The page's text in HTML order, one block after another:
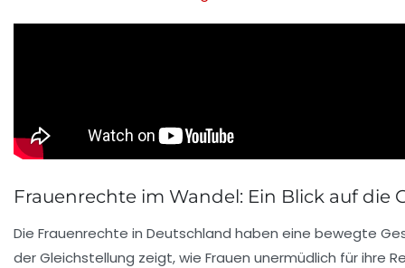
Frauenrechte im Wandel: Ein Blick auf die
Die Frauenrechte in Deutschland haben eine bewegte
derGleichstellung zeigt, wie Frauen unermüdlich für ihre